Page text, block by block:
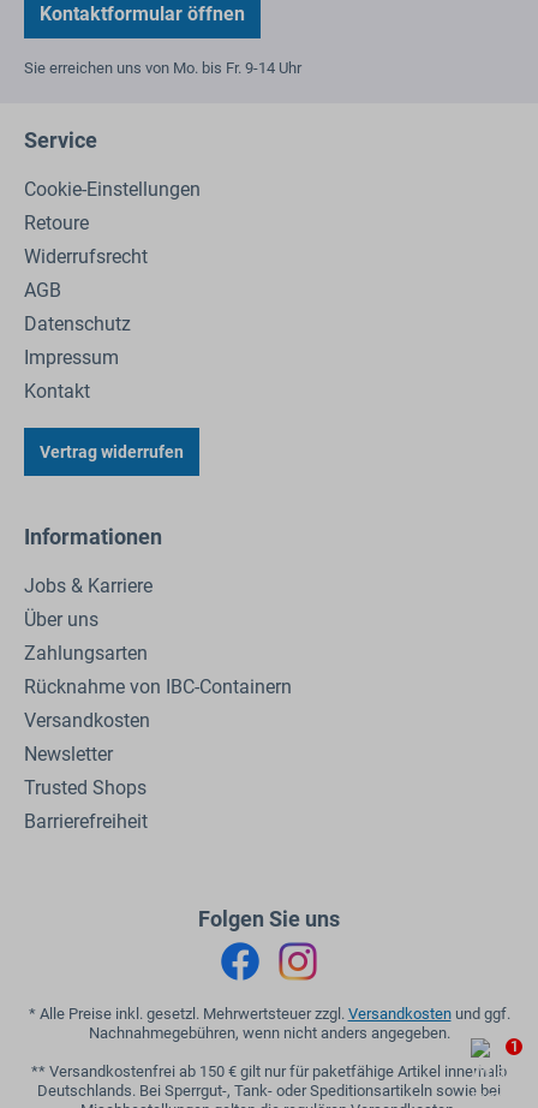
Kontaktformular öffnen
Sie erreichen uns von Mo. bis Fr. 9-14 Uhr
Service
Cookie-Einstellungen
Retoure
Widerrufsrecht
AGB
Datenschutz
Impressum
Kontakt
Vertrag widerrufen
Informationen
Jobs & Karriere
Über uns
Zahlungsarten
Rücknahme von IBC-Containern
Versandkosten
Newsletter
Trusted Shops
Barrierefreiheit
Folgen Sie uns
* Alle Preise inkl. gesetzl. Mehrwertsteuer zzgl. Versandkostenund ggf.
Nachnahmegebühren, wenn nicht anders angegeben.
** Versandkostenfrei ab 150 € gilt nur für paketfähige Artikel innerhalb
Deutschlands. Bei Sperrgut-, Tank- oder Speditionsartikeln sowie bei
1